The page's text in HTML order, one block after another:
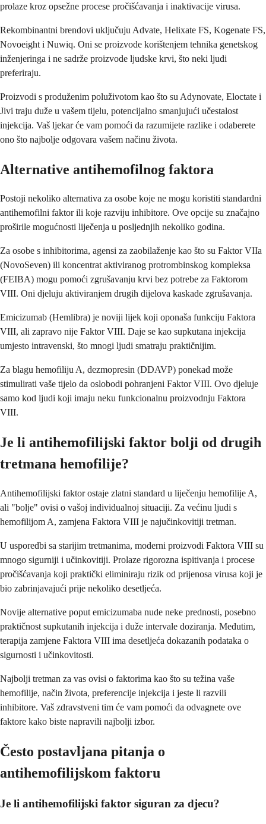
prolaze kroz opsežne procese pročišćavanja i inaktivacije virusa.
Rekombinantni brendovi uključuju Advate, Helixate FS, Kogenate FS,
Novoeight i Nuwiq. Oni se proizvode korištenjem tehnika genetskog
inženjeringa i ne sadrže proizvode ljudske krvi, što neki ljudi
preferiraju.
Proizvodi s produženim poluživotom kao što su Adynovate, Eloctate i
Jivi traju duže u vašem tijelu, potencijalno smanjujući učestalost
injekcija. Vaš ljekar će vam pomoći da razumijete razlike i odaberete
ono što najbolje odgovara vašem načinu života.
Alternative antihemofilnog faktora
Postoji nekoliko alternativa za osobe koje ne mogu koristiti standardni
antihemofilni faktor ili koje razviju inhibitore. Ove opcije su značajno
proširile mogućnosti liječenja u posljednjih nekoliko godina.
Za osobe s inhibitorima, agensi za zaobilaženje kao što su Faktor VIIa
(NovoSeven) ili koncentrat aktiviranog protrombinskog kompleksa
(FEIBA) mogu pomoći zgrušavanju krvi bez potrebe za Faktorom
VIII. Oni djeluju aktiviranjem drugih dijelova kaskade zgrušavanja.
Emicizumab (Hemlibra) je noviji lijek koji oponaša funkciju Faktora
VIII, ali zapravo nije Faktor VIII. Daje se kao supkutana injekcija
umjesto intravenski, što mnogi ljudi smatraju praktičnijim.
Za blagu hemofiliju A, dezmopresin (DDAVP) ponekad može
stimulirati vaše tijelo da oslobodi pohranjeni Faktor VIII. Ovo djeluje
samo kod ljudi koji imaju neku funkcionalnu proizvodnju Faktora
VIII.
Je li antihemofilijski faktor bolji od drugih
tretmana hemofilije?
Antihemofilijski faktor ostaje zlatni standard u liječenju hemofilije A,
ali "bolje" ovisi o vašoj individualnoj situaciji. Za većinu ljudi s
hemofilijom A, zamjena Faktora VIII je najučinkovitiji tretman.
U usporedbi sa starijim tretmanima, moderni proizvodi Faktora VIII su
mnogo sigurniji i učinkovitiji. Prolaze rigorozna ispitivanja i procese
pročišćavanja koji praktički eliminiraju rizik od prijenosa virusa koji je
bio zabrinjavajući prije nekoliko desetljeća.
Novije alternative poput emicizumaba nude neke prednosti, posebno
praktičnost supkutanih injekcija i duže intervale doziranja. Međutim,
terapija zamjene Faktora VIII ima desetljeća dokazanih podataka o
sigurnosti i učinkovitosti.
Najbolji tretman za vas ovisi o faktorima kao što su težina vaše
hemofilije, način života, preferencije injekcija i jeste li razvili
inhibitore. Vaš zdravstveni tim će vam pomoći da odvagnete ove
faktore kako biste napravili najbolji izbor.
Često postavljana pitanja o
antihemofilijskom faktoru
Je li antihemofilijski faktor siguran za djecu?